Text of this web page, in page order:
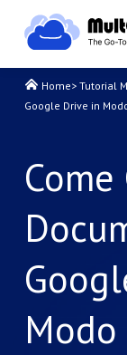
Home> Tutorial
Google Drive in
Modo